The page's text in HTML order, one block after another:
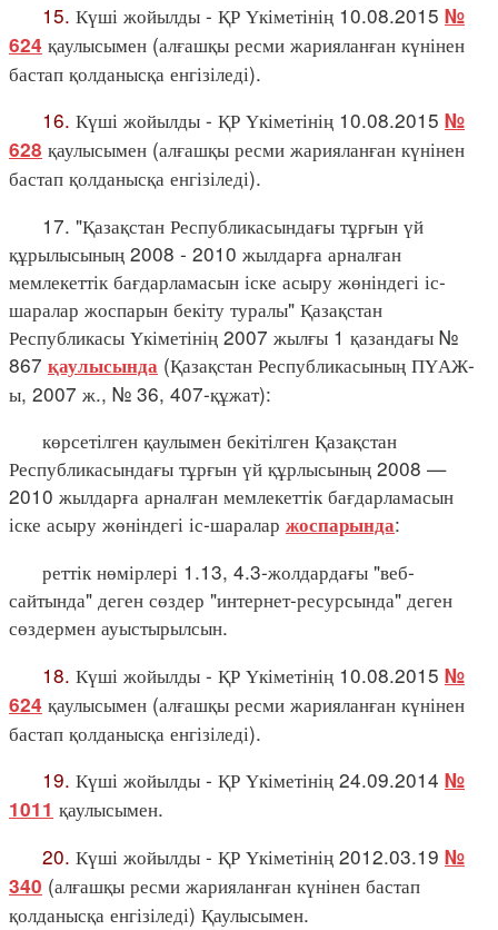
15. Күші жойылды - ҚР Үкіметінің 10.08.2015 №
624 қаулысымен (алғашқы ресми жарияланған күнінен
бастап қолданысқа енгізіледі).
16. Күші жойылды - ҚР Үкіметінің 10.08.2015 №
628 қаулысымен (алғашқы ресми жарияланған күнінен
бастап қолданысқа енгізіледі).
17. "Қазақстан Республикасындағы тұрғын үй
құрылысының 2008 - 2010 жылдарға арналған
мемлекеттік бағдарламасын іске асыру жөніндегі іс-
шаралар жоспарын бекіту туралы" Қазақстан
Республикасы Үкіметінің 2007 жылғы 1 қазандағы №
867 қаулысында (Қазақстан Республикасының ПҮАЖ-
ы, 2007 ж., № 36, 407-құжат):
көрсетілген қаулымен бекітілген Қазақстан
Республикасындағы тұрғын үй құрлысының 2008 —
2010 жылдарға арналған мемлекеттік бағдарламасын
іске асыру жөніндегі іс-шаралар жоспарында:
реттік нөмірлері 1.13, 4.3-жолдардағы "веб-
сайтында" деген сөздер "интернет-ресурсында" деген
сөздермен ауыстырылсын.
18. Күші жойылды - ҚР Үкіметінің 10.08.2015 №
624 қаулысымен (алғашқы ресми жарияланған күнінен
бастап қолданысқа енгізіледі).
19. Күші жойылды - ҚР Үкіметінің 24.09.2014 №
1011 қаулысымен.
20. Күші жойылды - ҚР Үкіметінің 2012.03.19 №
340 (алғашқы ресми жарияланған күнінен бастап
қолданысқа енгізіледі) Қаулысымен.